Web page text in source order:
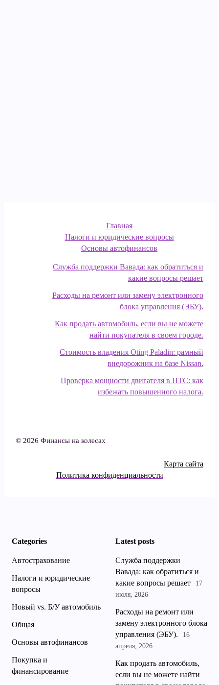
Главная
Налоги и юридические вопросы
Основы автофинансов
Служба поддержки Вавада: как обратиться и
какие вопросы решает
Расходы на ремонт или замену электронного
блока управления (ЭБУ).
Как продать автомобиль, если вы не можете
найти покупателя в своем городе.
Стоимость владения Oting Paladin: рамный
внедорожник на базе Nissan.
Проверка мощности двигателя в ПТС: как
избежать повышенного налога.
© 2026 Финансы на колесах
Карта сайта
Политика конфиденциальности
Categories
Автострахование
Налоги и юридические
вопросы
Новый vs. Б/У автомобиль
Общая
Основы автофинансов
Покупка и
финансирование
Latest posts
Служба поддержки
Вавада: как обратиться и
какие вопросы решает
17
июля, 2026
Расходы на ремонт или
замену электронного блока
управления (ЭБУ).
16
апреля, 2026
Как продать автомобиль,
если вы не можете найти